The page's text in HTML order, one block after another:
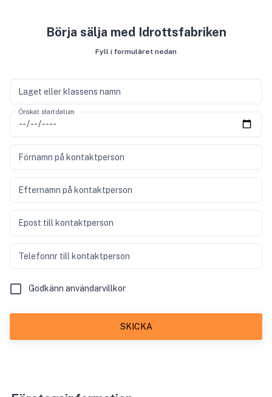
Börja sälja med Idrottsfabriken
Fyll i formuläret nedan
Laget eller klassens namn
Önskat startdatum
Förnamn på kontaktperson
Efternamn på kontaktperson
Epost till kontaktperson
Telefonnr till kontaktperson
Godkänn användarvillkor
SKICKA